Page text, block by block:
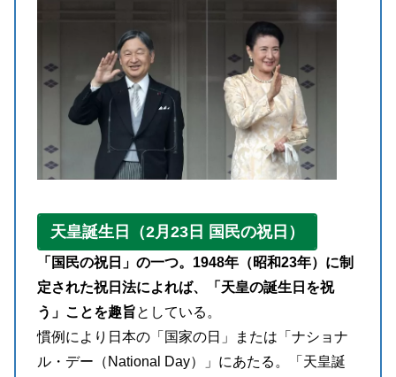
天皇誕生日（2月23日 国民の祝日）
「国民の祝日」の一つ。1948年（昭和23年）に制
定された祝日法によれば、「天皇の誕生日を祝
う」ことを趣旨としている。
慣例により日本の「国家の日」または「ナショナ
ル・デー（National Day）」にあたる。「天皇誕